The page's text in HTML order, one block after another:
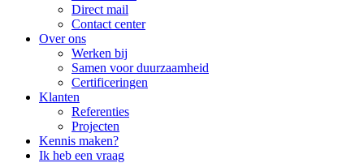
Direct mail
Contact center
Over ons
Werken bij
Samen voor duurzaamheid
Certificeringen
Klanten
Referenties
Projecten
Kennis maken?
Ik heb een vraag